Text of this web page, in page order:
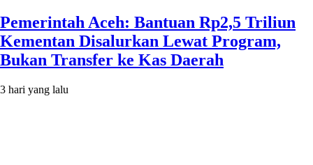
Pemerintah Aceh: Bantuan Rp2,5 Triliun
Kementan Disalurkan Lewat Program,
Bukan Transfer ke Kas Daerah
3 hari yang lalu